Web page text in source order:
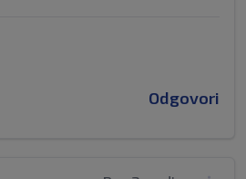
Odgovori